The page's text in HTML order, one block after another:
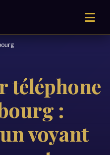
téléphone
:
voyant